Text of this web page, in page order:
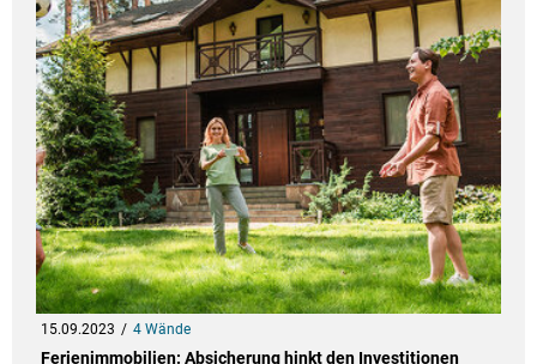
15.09.2023 4 Wände
Ferienimmobilien: Absicherung hinkt den Investitionen